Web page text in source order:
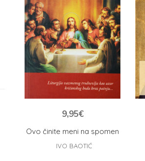
Ovo činite meni na spomen
9,95€
IVO BAOTIĆ